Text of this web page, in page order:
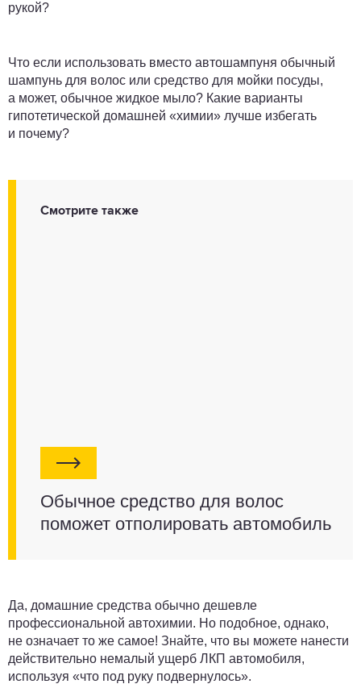
рукой?
Что если использовать вместо автошампуня обычный
шампунь для волос или средство для мойки посуды,
а может, обычное жидкое мыло? Какие варианты
гипотетической домашней «химии» лучше избегать
и почему?
Смотрите также
Обычное средство для волос
поможет отполировать автомобиль
Да, домашние средства обычно дешевле
профессиональной автохимии. Но подобное, однако,
не означает то же самое! Знайте, что вы можете нанести
действительно немалый ущерб ЛКП автомобиля,
используя «что под руку подвернулось».